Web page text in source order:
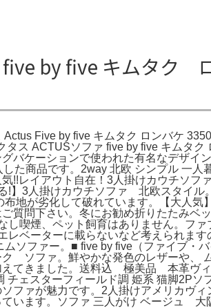
by five キムタク
Five by five キムタク ロンバケ
ス ACTUSソファ five by five キムタ
バケーションで使われた有名なデザイ
た商品です。2way 北欧 シンプル 一
!!レイアウト自在！3人掛けカウチソ
!】3人掛けカウチソファ 北欧スタイ
地が劣化して破れています。【大人
質問下さい。冬にお勧め折りたたみ
し喫煙、ペット飼育はありません。
レベーターに載らないなど考えられま
ソファー。■ five by five（ファイブ・
ソファ。鮮やかな発色のレザーや、
えてきました。送料込 極美品 本革ヴ
チェスターフィールド調 姫系 猫脚2P
ファが魅力です。2人掛けアメリカヴ
います。ソファ 三人がけ ベージュ 大